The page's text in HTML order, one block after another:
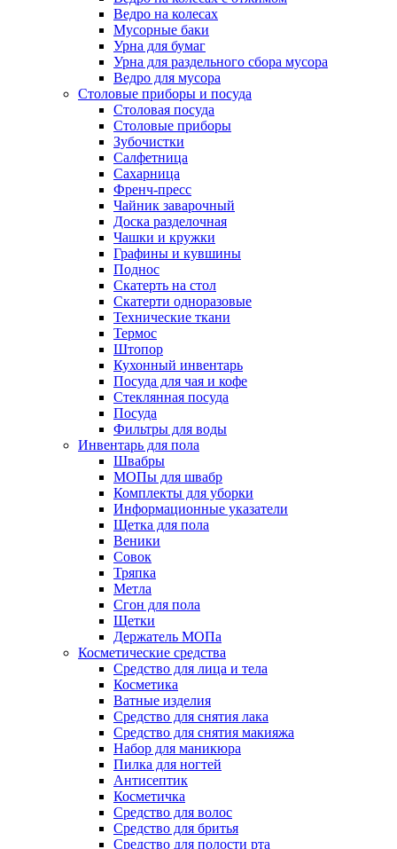
Ведро на колесах
Мусорные баки
Урна для бумаг
Урна для раздельного сбора мусора
Ведро для мусора
Столовые приборы и посуда
Столовая посуда
Столовые приборы
Зубочистки
Салфетница
Сахарница
Френч-пресс
Чайник заварочный
Доска разделочная
Чашки и кружки
Графины и кувшины
Поднос
Скатерть на стол
Скатерти одноразовые
Технические ткани
Термос
Штопор
Кухонный инвентарь
Посуда для чая и кофе
Стеклянная посуда
Посуда
Фильтры для воды
Инвентарь для пола
Швабры
МОПы для швабр
Комплекты для уборки
Информационные указатели
Щетка для пола
Веники
Совок
Тряпка
Метла
Сгон для пола
Щетки
Держатель МОПа
Косметические средства
Средство для лица и тела
Косметика
Ватные изделия
Средство для снятия лака
Средство для снятия макияжа
Набор для маникюра
Пилка для ногтей
Антисептик
Косметичка
Средство для волос
Средство для бритья
Средство для полости рта